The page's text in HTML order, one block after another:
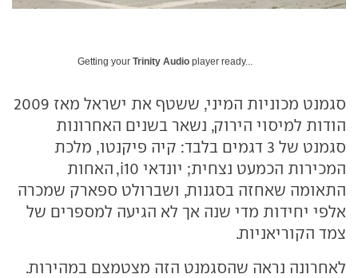
Getting your Trinity Audio player ready...
סגמנט מכוניות המיני, ששטף את ישראל מאז 2009
הודות למיסוי הירוק, נשאר בשנים האחרונות
סגמנט של 3 דגמים בלבד: קיה פיקנטו, מלכת
המכירות הכמעט נצחית; יונדאי i10, האחות
התאומה שאחזה בסגנות, ושברולט ספארק שמכרה
אלפי יחידות מדי שנה אך לא הגיעה למספרים של
צמד הקוריאניות.
לאחרונה נראה שהסגמנט הזה מצטמצם במהירות.